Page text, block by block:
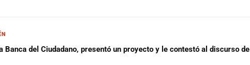
Banca del Ciudadano, presentó un proyecto y le contestó al discurso de